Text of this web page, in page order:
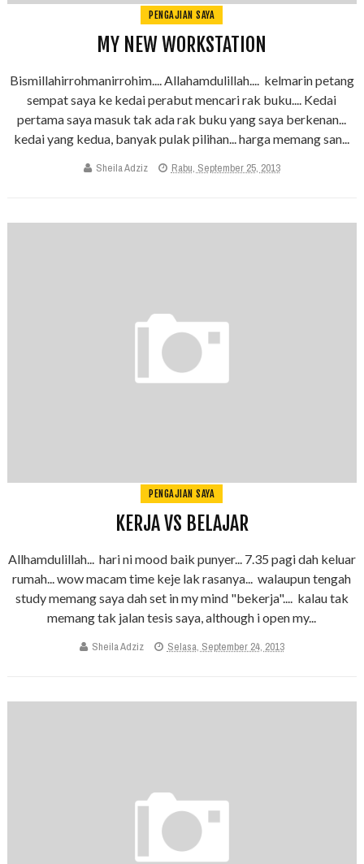
PENGAJIAN SAYA
MY NEW WORKSTATION
Bismillahirrohmanirrohim.... Allahamdulillah.... kelmarin petang
sempat saya ke kedai perabut mencari rak buku.... Kedai
pertama saya masuk tak ada rak buku yang saya berkenan...
kedai yang kedua, banyak pulak pilihan... harga memang san...
Sheila Adziz Rabu, September 25, 2013
PENGAJIAN SAYA
KERJA VS BELAJAR
Allhamdulillah... hari ni mood baik punyer... 7.35 pagi dah keluar
rumah... wow macam time keje lak rasanya... walaupun tengah
study memang saya dah set in my mind "bekerja".... kalau tak
memang tak jalan tesis saya, although i open my...
Sheila Adziz Selasa, September 24, 2013